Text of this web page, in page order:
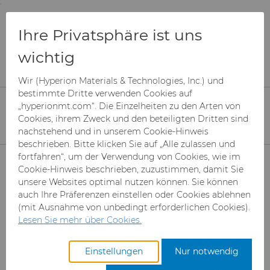
;
and information are based on this region.
Produkte
Superabrasive Schleifmittel
Mesh CBN
Mikron-CBN-Pulver
Can Tooling
Cupper Press Tooling-
Lösungen
Hartmetallstäbe
Branchen & Anwendungen
Luft- und Raumfahrt
Automotive-Werkzeuge
Leistungen
Registrieren Sie sich für den
Zugang zum Hyperion
Mesh-Diamant
Superabrasive MBG™-Diamantschleifmittel
MBG™ Diamant
Schleifmittel
Ihre Privatsphäre ist uns
wichtig
Wir (Hyperion Materials & Technologies, Inc.) und
bestimmte Dritte verwenden Cookies auf
„hyperionmt.com“. Die Einzelheiten zu den Arten von
Cookies, ihrem Zweck und den beteiligten Dritten sind
nachstehend und in unserem Cookie-Hinweis
beschrieben. Bitte klicken Sie auf „Alle zulassen und
fortfahren“, um der Verwendung von Cookies, wie im
Cookie-Hinweis beschrieben, zuzustimmen, damit Sie
unsere Websites optimal nutzen können. Sie können
auch Ihre Präferenzen einstellen oder Cookies ablehnen
(mit Ausnahme von unbedingt erforderlichen Cookies).
Lesen Sie mehr über Cookies.
Einstellungen Nur notwendig